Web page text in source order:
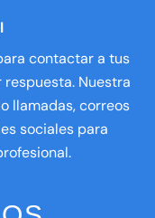
contactar a tus
Nuestra
llamadas, correos
sociales para